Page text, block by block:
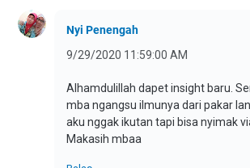
Nyi Penengah
9/29/2020 11:59:00 AM
Alhamdulillah dapet insight baru.
mba ngangsu ilmunya dari pakar
aku nggak ikutan tapi bisa nyimak
Makasih mbaa